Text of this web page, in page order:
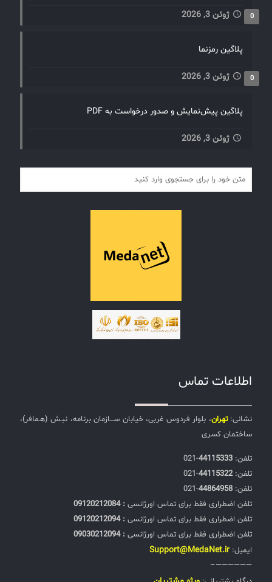
ژوئن 3, 2026 0
پلاگین رمزنما
ژوئن 3, 2026 0
پلاگین پیش‌نمایش و صدور درخواست به PDF
ژوئن 3, 2026
اطلاعات تماس
نشانی:تهران، بلوار فردوس غربی، خیابان ســـازمان برنامه، نبـش (هـمافر)،
ساختمان کسری
تلفن:‌ 44115333
-021
تلفن:‌44115322
-021
تلفن:‌ 44864958
-021
تلفن اضطراری فقط برای تماس اورژانسی : 09120212084
تلفن اضطراری فقط برای تماس اورژانسی : 09120212094
تلفن اضطراری فقط برای تماس اورژانسی : 09030212094
ایمیل: Support@MedaNet.ir
——————–